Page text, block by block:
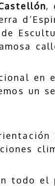
,
en
un
todo el